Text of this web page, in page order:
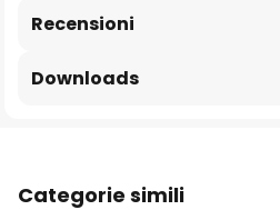
Recensioni
Downloads
Categorie simili